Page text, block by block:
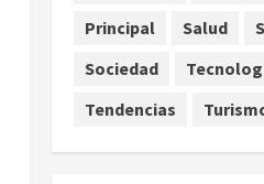
Principal
Salud
Sociedad
Tendencias